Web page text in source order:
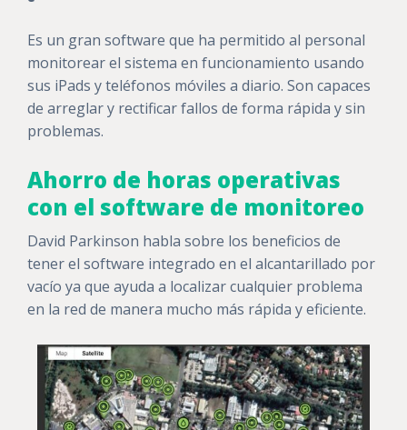
Es un gran software que ha permitido al personal
monitorear el sistema en funcionamiento usando
sus iPads y teléfonos móviles a diario. Son capaces
de arreglar y rectificar fallos de forma rápida y sin
problemas.
Ahorro de horas operativas
con el software de monitoreo
David Parkinson habla sobre los beneficios de
tener el software integrado en el alcantarillado por
vacío ya que ayuda a localizar cualquier problema
en la red de manera mucho más rápida y eficiente.